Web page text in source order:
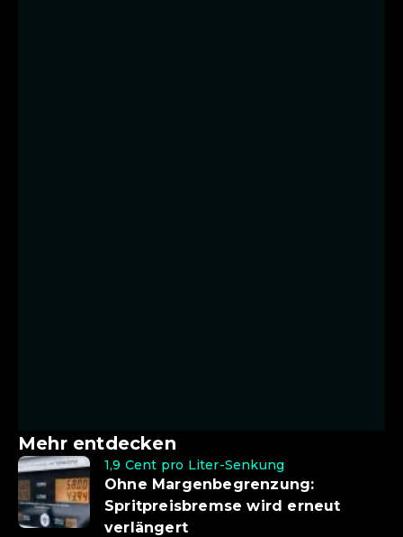
Mehr entdecken
1,9 Cent pro Liter-Senkung
Ohne Margenbegrenzung:
Spritpreisbremse wird erneut
verlängert